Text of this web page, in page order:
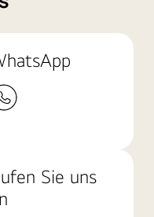
Sie uns